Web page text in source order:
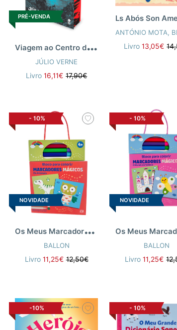
PRÉ-VENDA
V
iagem ao Centro da Terra
JÚLIO VERNE
Livro16,11€ 17,90€
ANTÓNIO MOTA,
Livro13,05€
- 10%
NOVIDADE
O
s Meus Marcadores Mágicos: Os Animais
BALLON
Livro 11,25€ 12,50€
- 10%
NOVIDADE
BALLON
Livro11,25€
-10% - 10%